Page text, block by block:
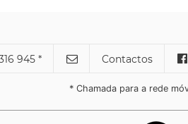
945 * Contactos
* Chamada para a rede